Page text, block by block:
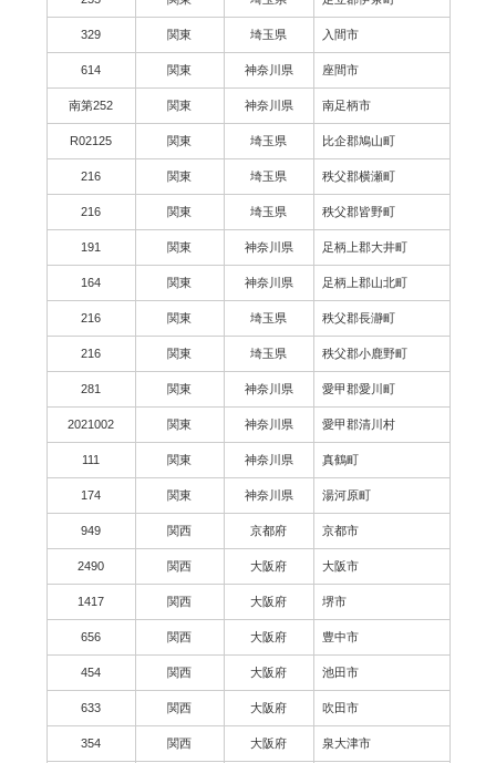
329 関東 埼玉県 入間市
614 関東 神奈川県 座間市
南第252 関東 神奈川県 南足柄市
R02125 関東 埼玉県 比企郡鳩山町
216 関東 埼玉県 秩父郡横瀬町
216 関東 埼玉県 秩父郡皆野町
191 関東 神奈川県 足柄上郡大井町
164 関東 神奈川県 足柄上郡山北町
216 関東 埼玉県 秩父郡長瀞町
216 関東 埼玉県 秩父郡小鹿野町
281 関東 神奈川県 愛甲郡愛川町
2021002 関東 神奈川県 愛甲郡清川村
111 関東 神奈川県 真鶴町
174 関東 神奈川県 湯河原町
949 関西 京都府 京都市
2490 関西 大阪府 大阪市
1417 関西 大阪府 堺市
656 関西 大阪府 豊中市
454 関西 大阪府 池田市
633 関西 大阪府 吹田市
354 関西 大阪府 泉大津市